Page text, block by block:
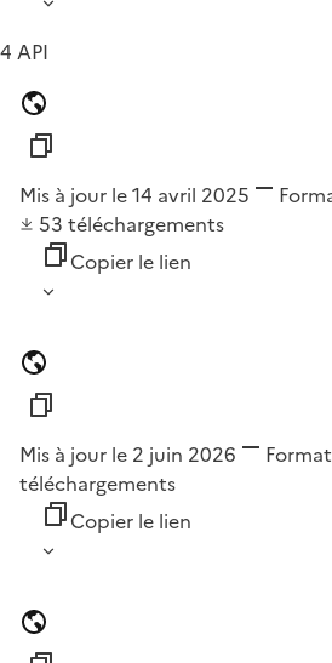
4 API
Mis à jour le 14 avril 2025
53 téléchargements
Copier le lien
Mis à jour le 2 juin 2026 Format
téléchargements
Copier le lien